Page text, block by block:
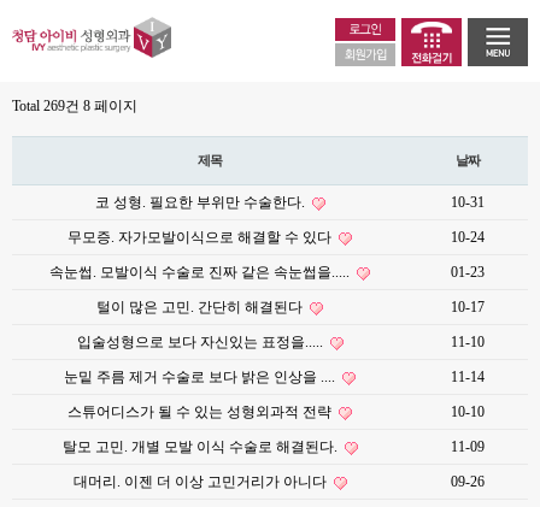
Total 269건 8 페이지
제목 날짜
코 성형. 필요한 부위만 수술한다. 10-31
무모증. 자가모발이식으로 해결할 수 있다 10-24
속눈썹. 모발이식 수술로 진짜 같은 속눈썹을..... 01-23
털이 많은 고민. 간단히 해결된다 10-17
입술성형으로 보다 자신있는 표정을..... 11-10
눈밑 주름 제거 수술로 보다 밝은 인상을 .... 11-14
스튜어디스가 될 수 있는 성형외과적 전략 10-10
탈모 고민. 개별 모발 이식 수술로 해결된다. 11-09
대머리. 이젠 더 이상 고민거리가 아니다 09-26